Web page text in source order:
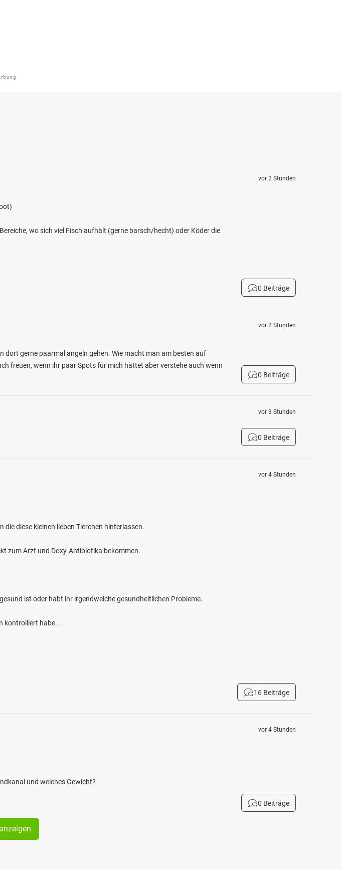
wo sich viel Fisch aufhält (gerne barsch/hecht) oder Köder die
vor 2 Stunden
0 Beiträge
dort gerne paarmal angeln gehen. Wie macht man am besten auf
freuen, wenn ihr paar Spots für mich hättet aber verstehe auch wenn
vor 2 Stunden
0 Beiträge
vor 3 Stunden
0 Beiträge
diese kleinen lieben Tierchen hinterlassen.
zum Arzt und Doxy-Antibiotika bekommen.
ist oder habt ihr irgendwelche gesundheitlichen Probleme.
kontrolliert habe....
vor 4 Stunden
16 Beiträge
und welches Gewicht?
vor 4 Stunden
0 Beiträge